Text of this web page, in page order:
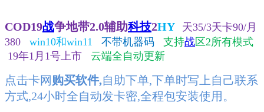
COD19战争地带2.0辅助科技2HY 天35/3天卡90/月
380
win10和win11 不带机器码 支持战区2所有模式
19年1月1号上市
云端全自动更新
点击卡网 购买软件,自助下单,下单时写上自己联系
方式,24小时全自动发卡密,全程包安装使用。